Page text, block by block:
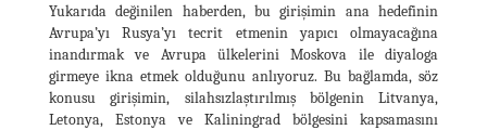
Yukarıda değinilen haberden, bu girişimin ana hedefinin
Avrupa’yı Rusya’yı tecrit etmenin yapıcı olmayacağına
inandırmak ve Avrupa ülkelerini Moskova ile diyaloga
girmeye ikna etmek olduğunu anlıyoruz. Bu bağlamda, söz
konusu girişimin, silahsızlaştırılmış bölgenin Litvanya,
Letonya, Estonya ve Kaliningrad bölgesini kapsamasını